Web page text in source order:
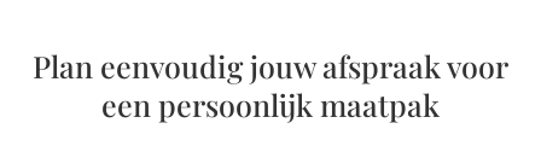
Plan eenvoudig jouw afspraak voor
een persoonlijk maatpak